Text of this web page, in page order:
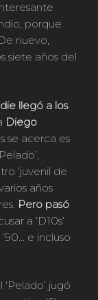
porque
nuevo,
siete años del
llegó a los
Diego
se acerca es
‘juvenil de
varios años
Pero pasó
a ‘D10s’
e incluso
jugó